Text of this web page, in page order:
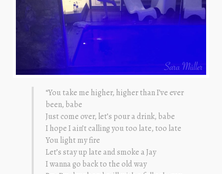
“You take me higher, higher than I’ve ever
been, babe
Just come over, let’s pour a drink, babe
I hope I ain’t calling you too late, too late
You light my fire
Let’s stay up late and smoke a Jay
I wanna go back to the old way